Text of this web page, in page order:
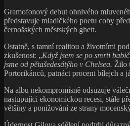
Gramofonový debut ohnivého
představuje mladičkého poetu coby
černošských městských ghett.
Ostatně, s tamní realitou a životními
zkušenost: „Když jsem se po smrti
jsme od pětašedesátýho v Chelsea. Žilo
Portorikánců, patnáct procent bílejch a
Na albu nekompromisně odsuzuje
nastupující ekonomickou recesi, stále
většiny a ponižování ze strany